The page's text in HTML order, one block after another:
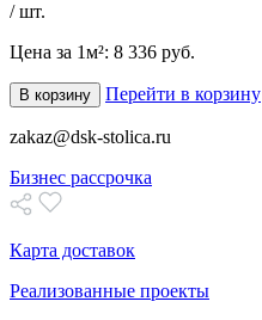
/ шт.
Цена за 1м²: 8 336 руб.
В корзину Перейти в корзину
zakaz@dsk-stolica.ru
Бизнес рассрочка
Карта доставок
Реализованные проекты